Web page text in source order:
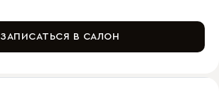
ЗАПИСАТЬСЯ В САЛОН